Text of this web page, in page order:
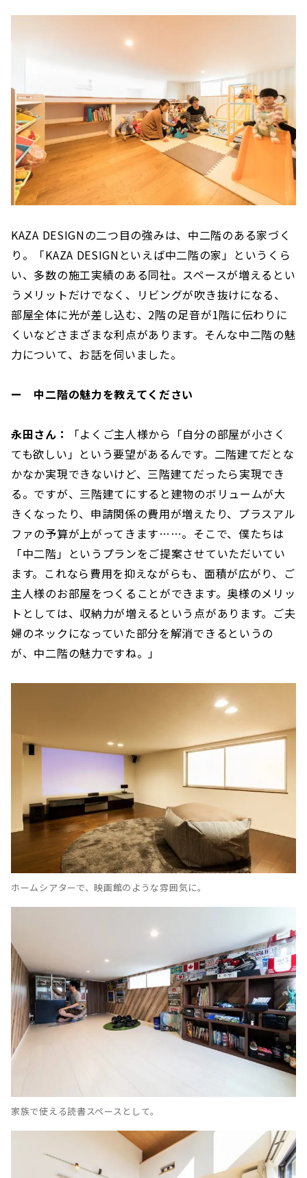
KAZA DESIGNの二つ目の強みは、中二階のある家づく
り。「KAZA DESIGNといえば中二階の家」というくら
い、多数の施工実績のある同社。スペースが増えるとい
うメリットだけでなく、リビングが吹き抜けになる、
部屋全体に光が差し込む、2階の足音が1階に伝わりに
くいなどさまざまな利点があります。そんな中二階の魅
力について、お話を伺いました。
ー 中二階の魅力を教えてください
永田さん：
「よくご主人様から「自分の部屋が小さく
ても欲しい」という要望があるんです。二階建てだとな
かなか実現できないけど、三階建てだったら実現でき
る。ですが、三階建てにすると建物のボリュームが大
きくなったり、申請関係の費用が増えたり、プラスアル
ファの予算が上がってきます……。そこで、僕たちは
「中二階」というプランをご提案させていただいてい
ます。これなら費用を抑えながらも、面積が広がり、ご
主人様のお部屋をつくることができます。奥様のメリッ
トとしては、収納力が増えるという点があります。ご夫
婦のネックになっていた部分を解消できるというの
が、中二階の魅力ですね。」
ホームシアターで、映画館のような雰囲気に。
家族で使える読書スペースとして。